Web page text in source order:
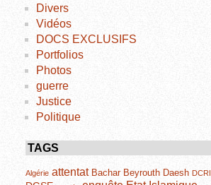
Divers
Vidéos
DOCS EXCLUSIFS
Portfolios
Photos
guerre
Justice
Politique
TAGS
Algérie attentat Bachar Beyrouth Daesh DCRI